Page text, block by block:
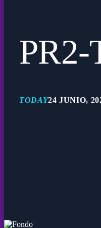
TODAY24 JUNIO,